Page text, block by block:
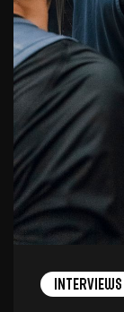
Interviews